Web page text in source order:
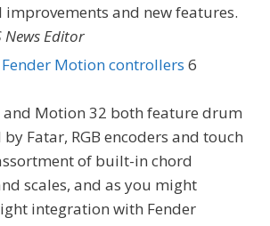
improvements and new features.
News Editor
Motion controllers 6
and Motion 32 both feature drum
Fatar, RGB encoders and touch
of built-in chord
scales, and as you might
integration with Fender